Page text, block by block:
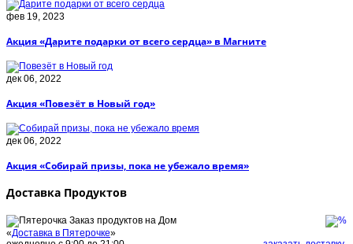
фев 19, 2023
Акция «Дарите подарки от всего сердца» в Магните
дек 06, 2022
Акция «Повезёт в Новый год»
дек 06, 2022
Акция «Собирай призы, пока не убежало время»
Доставка Продуктов
Заказ продуктов на Дом
«Доставка в Пятерочке»